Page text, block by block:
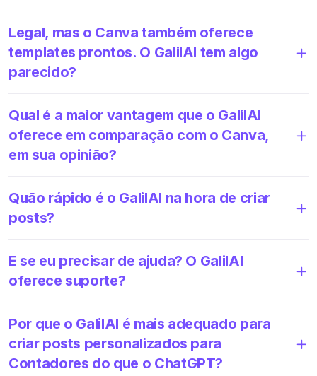
Legal, mas o Canva também oferece
templates prontos. O GalilAI tem algo
parecido?
Qual é a maior vantagem que o GalilAI
oferece em comparação com o Canva,
em sua opinião?
Quão rápido é o GalilAI na hora de criar
posts?
E se eu precisar de ajuda? O GalilAI
oferece suporte?
Por que o GalilAI é mais adequado para
criar posts personalizados para
Contadores do que o ChatGPT?